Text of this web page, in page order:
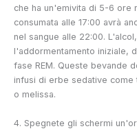
che ha un'emivita di 5-6 ore
consumata alle 17:00 avrà
nel sangue alle 22:00.
l'addormentamento iniziale,
fase REM. Queste bevande
infusi di erbe sedative
o melissa.
4. Spegnete gli schermi